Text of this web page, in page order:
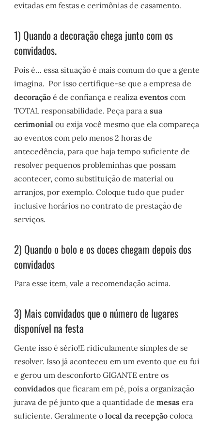
evitadas em festas e cerimônias de casamento.
1) Quando a decoração chega junto com os
convidados.
Pois é… essa situação é mais comum do que a gente
imagina. Por isso certifique-se que a empresa de
decoração é de confiança e realiza eventoscom
TOTAL responsabilidade. Peça para asua
cerimonialou exija você mesmo que ela compareça
ao eventos com pelo menos 2 horas de
antecedência, para que haja tempo suficiente de
resolver pequenos probleminhas que possam
acontecer, como substituição de material ou
arranjos, por exemplo. Coloque tudo que puder
inclusive horários no contrato de prestação de
serviços.
2) Quando o bolo e os doces chegam depois dos
convidados
Para esse item, vale a recomendação acima.
3) Mais convidados que o número de lugares
disponível na festa
Gente isso é sério!E ridiculamente simples de se
resolver. Isso já aconteceu em um evento que eu fui
e gerou um desconforto GIGANTE entre os
convidadosque ficaram em pé, pois a organização
jurava de pé junto que a quantidade demesasera
suficiente. Geralmente olocal da recepção coloca